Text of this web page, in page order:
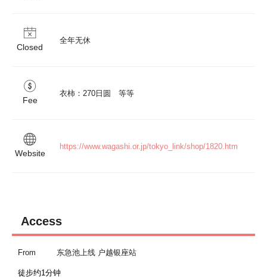
Closed
全年无休
Fee
衣柿：270日圆　等等
Website
https://www.wagashi.or.jp/tokyo_link/shop/1820.htm
Access
From 东急池上线 户越银座站
徒步约1分钟